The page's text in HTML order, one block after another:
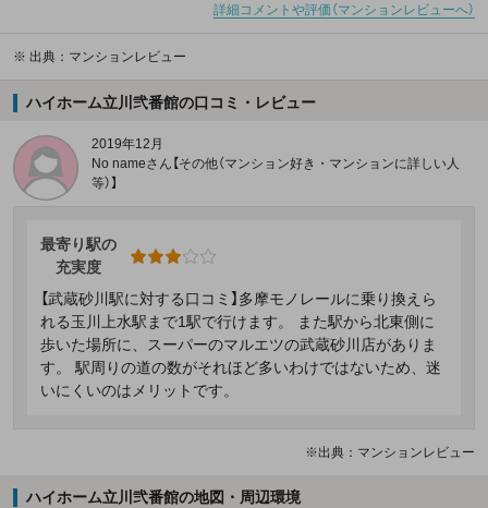
詳細コメントや評価（マンションレビューへ）
※ 出典：マンションレビュー
ハイホーム立川弐番館の口コミ・レビュー
2019年12月
No nameさん【その他（マンション好き・マンションに詳しい人
等）】
最寄り駅の
充実度
【武蔵砂川駅に対する口コミ】多摩モノレールに乗り換えら
れる玉川上水駅まで1駅で行けます。 また駅から北東側に
歩いた場所に、スーパーのマルエツの武蔵砂川店がありま
す。 駅周りの道の数がそれほど多いわけではないため、迷
いにくいのはメリットです。
※出典：マンションレビュー
ハイホーム立川弐番館の地図・周辺環境